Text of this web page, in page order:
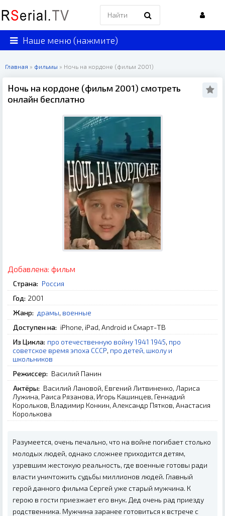
Наше меню (нажмите)
Главная » фильмы » Ночь на кордоне (фильм 2001)
Ночь на кордоне (фильм 2001) смотреть
онлайн бесплатно
Добавлена: фильм
Страна: Россия
Год: 2001
Жанр: драмы, военные
Доступен на: iPhone, iPad, Android и Смарт-ТВ
Из Цикла: про отечественную войну 1941 1945, про
советское время эпоха СССР, про детей, школу и
школьников
Режиссер: Василий Панин
Актёры: Василий Лановой, Евгений Литвиненко, Лариса
Лужина, Раиса Рязанова, Игорь Кашинцев, Геннадий
Корольков, Владимир Конкин, Александр Пятков, Анастасия
Королькова
Разумеется, очень печально, что на войне погибает столько
молодых людей, однако сложнее приходится детям,
узревшим жестокую реальность, где военные готовы ради
власти уничтожить судьбы миллионов людей. Главный
герой данного фильма Сергей уже старый мужчина. К
герою в гости приезжает его внук. Дед очень рад приезду
родственника. Мужчина заранее готовиться к встрече с